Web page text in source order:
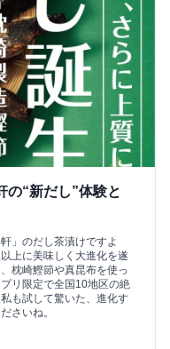
の“新だし”体験と
」のだし茶漬けですよ
上に美味しく大進化を遂
枕崎鰹節や真昆布を使っ
リ限定で全国10地区の絶
も試して驚いた、進化す
さいね。